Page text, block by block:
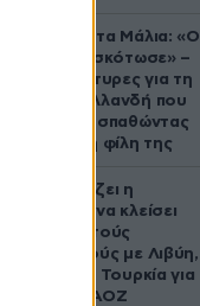
Τραγωδία στα Μάλια: «Ο
πανικός τη σκότωσε» –
Τι λένε μάρτυρες για τη
42χρονη Ολλανδή που
πνίγηκε προσπαθώντας
να σώσει τη φίλη της
Πώς σχεδιάζει η
κυβέρνηση να κλείσει
τους ανοιχτούς
λογαριασμούς με Λιβύη,
Αλβανία και Τουρκία για
τη χάραξη ΑΟΖ